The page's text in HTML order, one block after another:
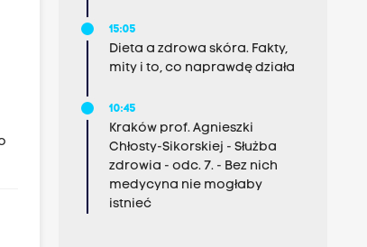
15:05
Dieta a zdrowa skóra. Fakty,
mity i to, co naprawdę działa
10:45
Kraków prof. Agnieszki
Chłosty-Sikorskiej - Służba
zdrowia - odc. 7. - Bez nich
medycyna nie mogłaby
istnieć